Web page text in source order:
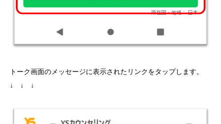
トーク画面のメッセージに表示されたリンクをタップします。
↓ ↓ ↓